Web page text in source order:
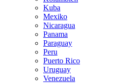
Kuba
Mexiko
Nicaragua
Panama
Paraguay
Peru
Puerto Rico
Uruguay
Venezuela